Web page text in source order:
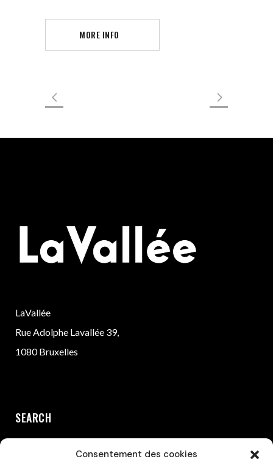
Consentement des cookies
MORE INFO
LaVallée
Rue Adolphe Lavallée 39,
1080 Bruxelles
SEARCH